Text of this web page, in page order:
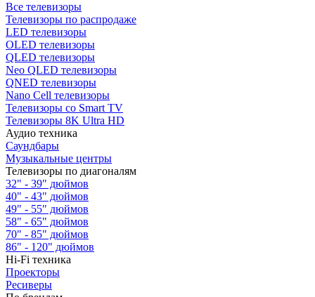
Все телевизоры
Телевизоры по распродаже
LED телевизоры
OLED телевизоры
QLED телевизоры
Neo QLED телевизоры
QNED телевизоры
Nano Cell телевизоры
Телевизоры со Smart TV
Телевизоры 8K Ultra HD
Аудио техника
Саундбары
Музыкальные центры
Телевизоры по диагоналям
32" - 39" дюймов
40" - 43" дюймов
49" - 55" дюймов
58" - 65" дюймов
70" - 85" дюймов
86" - 120" дюймов
Hi-Fi техника
Проекторы
Ресиверы